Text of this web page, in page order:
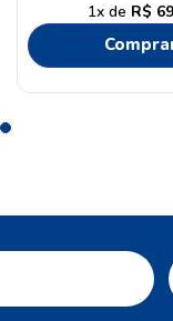
1 R$ 69